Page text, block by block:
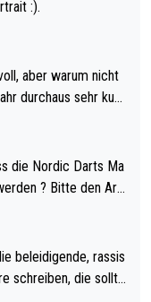
:).
aber warum nicht
des Weltmei
bei Archie Self letzt
Weltmeister durch
sich das (in Ve
? Bitte den Arti
beleidigende, rassis
schreiben, die sollte